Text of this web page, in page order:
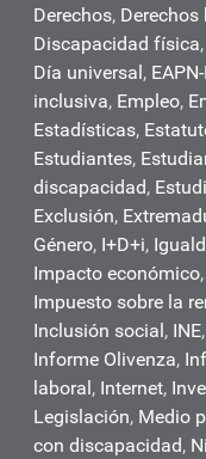
Derechos,
Discapacidad física,
Día universal ,
inclusiva, Empleo,
Estadísticas,
Estudiantes,
discapacidad,
Exclusión,
Género, I+D+i,
Impacto económico,
Impuesto sobre la
Inclusión social , INE,
Informe Olivenza,
laboral , Internet,
Legislación, Medio
con discapacidad,